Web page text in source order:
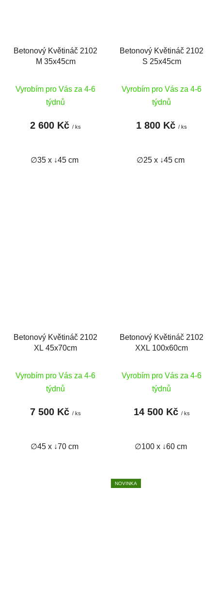
Betonový Květináč 2102
M 35x45cm
Vyrobím pro Vás za 4-6
týdnů
2 600 Kč / ks
∅35 x ↓45 cm
Betonový Květináč 2102
S 25x45cm
Vyrobím pro Vás za 4-6
týdnů
1 800 Kč / ks
∅25 x ↓45 cm
Betonový Květináč 2102
XL 45x70cm
Vyrobím pro Vás za 4-6
týdnů
7 500 Kč / ks
∅45 x ↓70 cm
Betonový Květináč 2102
XXL 100x60cm
Vyrobím pro Vás za 4-6
týdnů
14 500 Kč / ks
∅100 x ↓60 cm
NOVINKA